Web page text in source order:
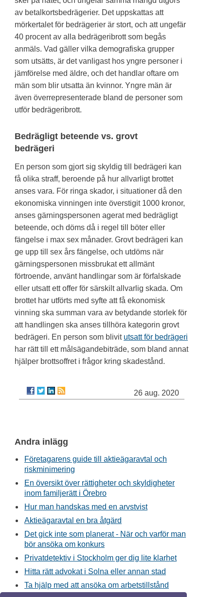
av betalkortsbedrägerier. Det uppskattas att
mörkertalet för bedrägerier är stort, och att ungefär
40 procent av alla bedrägeribrott som begås
anmäls. Vad gäller vilka demografiska grupper
som utsätts, är det vanligast hos yngre personer i
jämförelse med äldre, och det handlar oftare om
män som blir utsatta än kvinnor. Yngre män är
även överrepresenterade bland de personer som
utför bedrägeribrott.
Bedrägligt beteende vs. grovt
bedrägeri
En person som gjort sig skyldig till bedrägeri kan
få olika straff, beroende på hur allvarligt brottet
anses vara. För ringa skador, i situationer då den
ekonomiska vinningen inte överstigit 1000 kronor,
anses gärningspersonen agerat med bedrägligt
beteende, och döms då i regel till böter eller
fängelse i max sex månader. Grovt bedrägeri kan
ge upp till sex års fängelse, och utdöms när
gärningspersonen missbrukat ett allmänt
förtroende, använt handlingar som är förfalskade
eller utsatt ett offer för särskilt allvarlig skada. Om
brottet har utförts med syfte att få ekonomisk
vinning ska summan vara av betydande storlek för
att handlingen ska anses tillhöra kategorin grovt
bedrägeri. En person som blivit utsatt för bedrägeri
har rätt till ett målsägandebiträde, som bland annat
hjälper brottsoffret i frågor kring skadestånd.
26 aug. 2020
Andra inlägg
Företagarens guide till aktieägaravtal och
riskminimering
En översikt över rättigheter och skyldigheter
inom familjerätt i Örebro
Hur man handskas med en arvstvist
Aktieägaravtal en bra åtgärd
Det gick inte som planerat - När och varför man
bör ansöka om konkurs
Privatdetektiv i Stockholm ger dig lite klarhet
Hitta rätt advokat i Solna eller annan stad
Ta hjälp med att ansöka om arbetstillstånd